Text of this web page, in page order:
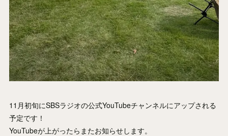
11月初旬にSBSラジオの公式YouTubeチャンネルにアップされる
予定です！
YouTubeが上がったらまたお知らせします。